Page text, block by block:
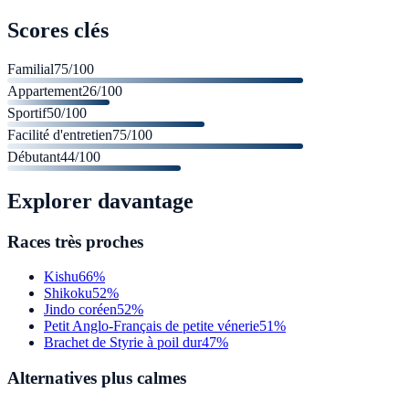
Scores clés
Familial75/100
Appartement26/100
Sportif50/100
Facilité d'entretien75/100
Débutant44/100
Explorer davantage
Races très proches
Kishu66%
Shikoku52%
Jindo coréen52%
Petit Anglo-Français de petite vénerie51%
Brachet de Styrie à poil dur47%
Alternatives plus calmes